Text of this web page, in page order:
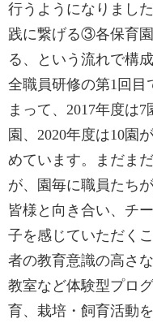
行うようになりまし
践に繋げる③各保育
る、という流れで構
全職員研修の第1回目
まって、2017年度は7
園、2020年度は10園
めています。まだま
が、園毎に職員たち
皆様と向き合い、チ
子を感じていただく
者の教育意識の高さ
教室など体験型プロ
育、栽培・飼育活動